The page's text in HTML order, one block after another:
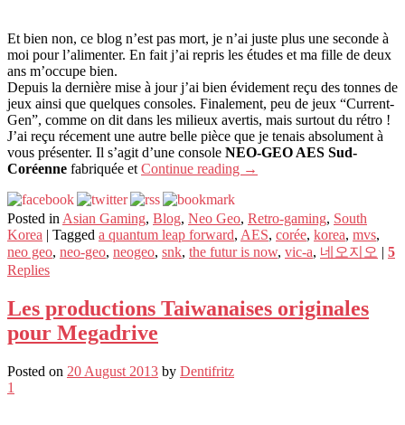
Et bien non, ce blog n’est pas mort, je n’ai juste plus une seconde à
moi pour l’alimenter. En fait j’ai repris les études et ma fille de deux
ans m’occupe bien.
Depuis la dernière mise à jour j’ai bien évidement reçu des tonnes de
jeux ainsi que quelques consoles. Finalement, peu de jeux “Current-
Gen”, comme on dit dans les milieux avertis, mais surtout du rétro !
J’ai reçu récement une autre belle pièce que je tenais absolument à
vous présenter. Il s’agit d’une console NEO-GEO AES Sud-
Coréenne fabriquée et Continue reading →
Posted in Asian Gaming, Blog, Neo Geo, Retro-gaming, South
Korea | Tagged a quantum leap forward, AES, corée, korea, mvs,
neo geo, neo-geo, neogeo, snk, the futur is now, vic-a, 네오지오 | 5
Replies
Les productions Taiwanaises originales
pour Megadrive
Posted on 20 August 2013 by Dentifritz
1